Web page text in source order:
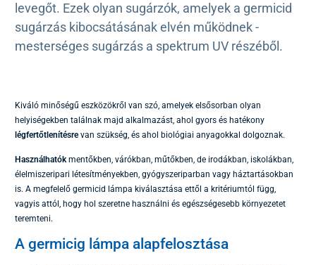
levegőt. Ezek olyan sugárzók, amelyek a germicid
sugárzás kibocsátásának elvén működnek -
mesterséges sugárzás a spektrum UV részéből.
Kiváló minőségű eszközökről van szó, amelyek elsősorban olyan
helyiségekben találnak majd alkalmazást, ahol gyors és hatékony
légfertőtlenítésrevan szükség, és ahol biológiai anyagokkal dolgoznak.
Használhatókmentőkben, várókban, műtőkben, de irodákban, iskolákban,
élelmiszeripari létesítményekben, gyógyszeriparban vagy háztartásokban
is. A megfelelő germicid lámpa kiválasztása ettől a kritériumtól függ,
vagyis attól, hogy hol szeretne használni és egészségesebb környezetet
teremteni.
A germicig lámpa alapfelosztása